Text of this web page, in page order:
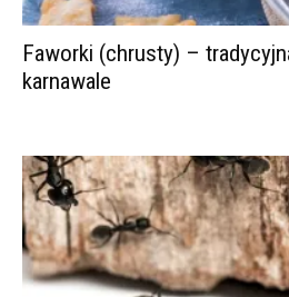
Faworki (chrusty) –
karnawale